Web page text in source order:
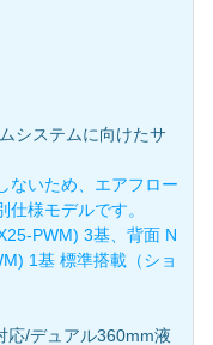
システムに向けたサ
ないため、エアフロー
様モデルです。
PWM) 3基、背面 N
1基 標準搭載（ショ
応/デュアル360mm液